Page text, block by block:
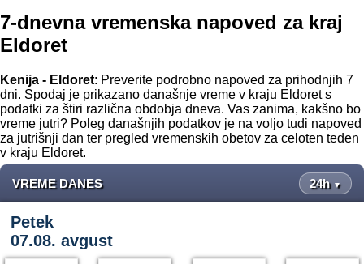
7-dnevna vremenska napoved za kraj
Eldoret
Kenija - Eldoret: Preverite podrobno napoved za prihodnjih 7
dni. Spodaj je prikazano današnje vreme v kraju Eldoret s
podatki za štiri različna obdobja dneva. Vas zanima, kakšno bo
vreme jutri? Poleg današnjih podatkov je na voljo tudi napoved
za jutrišnji dan ter pregled vremenskih obetov za celoten teden
v kraju Eldoret.
VREME DANES 24h ▼
Petek
07.08. avgust